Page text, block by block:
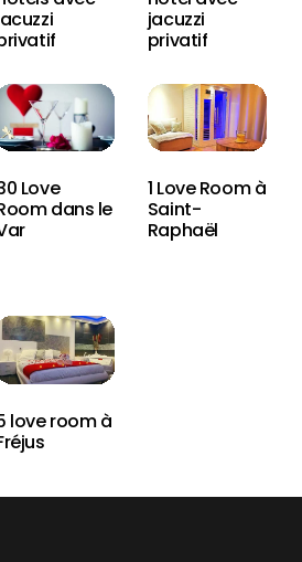
jacuzzi
privatif
Love
dans le
1 Love Room à
Saint-
Raphaël
love room à